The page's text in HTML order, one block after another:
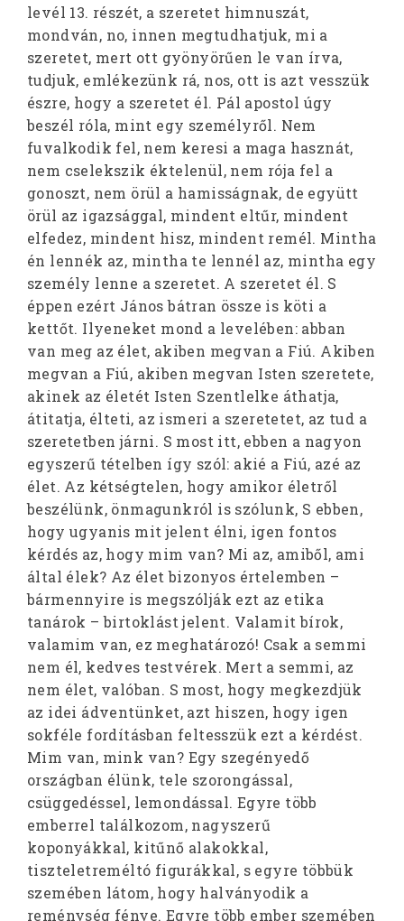
levél 13. részét, a szeretet himnuszát,
mondván, no, innen megtudhatjuk, mi a
szeretet, mert ott gyönyörűen le van írva,
tudjuk, emlékezünk rá, nos, ott is azt vesszük
észre, hogy a szeretet él. Pál apostol úgy
beszél róla, mint egy személyről. Nem
fuvalkodik fel, nem keresi a maga hasznát,
nem cselekszik éktelenül, nem rója fel a
gonoszt, nem örül a hamisságnak, de együtt
örül az igazsággal, mindent eltűr, mindent
elfedez, mindent hisz, mindent remél. Mintha
én lennék az, mintha te lennél az, mintha egy
személy lenne a szeretet. A szeretet él. S
éppen ezért János bátran össze is köti a
kettőt. Ilyeneket mond a levelében: abban
van meg az élet, akiben megvan a Fiú. Akiben
megvan a Fiú, akiben megvan Isten szeretete,
akinek az életét Isten Szentlelke áthatja,
átitatja, élteti, az ismeri a szeretetet, az tud a
szeretetben járni. S most itt, ebben a nagyon
egyszerű tételben így szól: akié a Fiú, azé az
élet. Az kétségtelen, hogy amikor életről
beszélünk, önmagunkról is szólunk, S ebben,
hogy ugyanis mit jelent élni, igen fontos
kérdés az, hogy mim van? Mi az, amiből, ami
által élek? Az élet bizonyos értelemben –
bármennyire is megszólják ezt az etika
tanárok – birtoklást jelent. Valamit bírok,
valamim van, ez meghatározó! Csak a semmi
nem él, kedves testvérek. Mert a semmi, az
nem élet, valóban. S most, hogy megkezdjük
az idei ádventünket, azt hiszen, hogy igen
sokféle fordításban feltesszük ezt a kérdést.
Mim van, mink van? Egy szegényedő
országban élünk, tele szorongással,
csüggedéssel, lemondással. Egyre több
emberrel találkozom, nagyszerű
koponyákkal, kitűnő alakokkal,
tiszteletreméltó figurákkal, s egyre többük
szemében látom, hogy halványodik a
reménység fénye. Egyre több ember szemében